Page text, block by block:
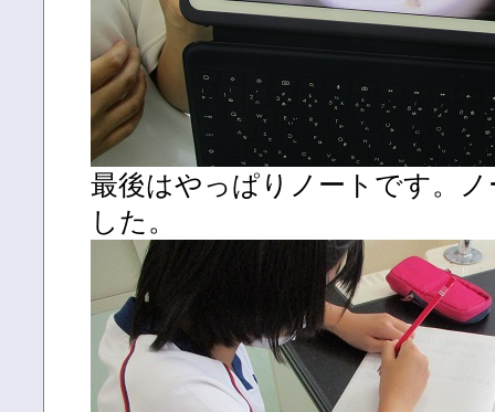
最後はやっぱりノートです。
した。